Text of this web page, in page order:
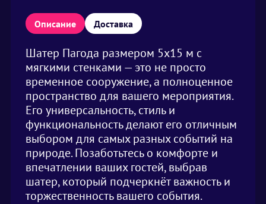
Описание Доставка
Шатер Пагода размером 5х15 м с
мягкими стенками — это не просто
временное сооружение, а полноценное
пространство для вашего мероприятия.
Его универсальность, стиль и
функциональность делают его отличным
выбором для самых разных событий на
природе. Позаботьтесь о комфорте и
впечатлении ваших гостей, выбрав
шатер, который подчеркнёт важность и
торжественность вашего события.